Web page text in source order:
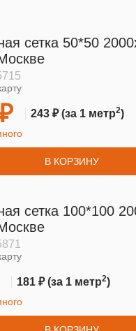
сетка 50*50
243 ₽(за 1 метр2)
В КОРЗИНУ
сетка 100*100
181 ₽(за 1 метр2)